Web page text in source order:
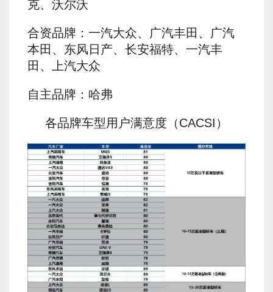
克、沃尔沃
合资品牌：一汽大众、广汽丰田、广汽
本田、东风日产、长安福特、一汽丰
田、上汽大众
自主品牌：哈弗
各品牌车型用户满意度（CACSI）